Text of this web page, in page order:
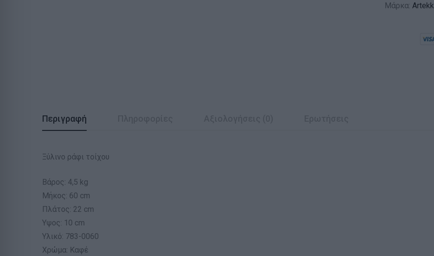
Μάρκα:
Περιγραφή
Ξύλινο ράφι τοίχου
Βάρος: 4,5 kg
Μήκος: 60 cm
Πλάτος: 22 cm
Υψος: 10 cm
Υλικό: 783-0060
Χρώμα: Καφέ